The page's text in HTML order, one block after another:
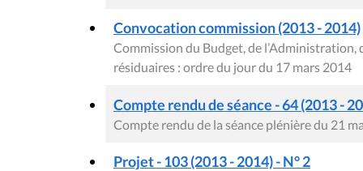
Convocation commission (2013 - 2014)
Commission du Budget, de
résiduaires : ordre du jour du 17 mars 2014
Compte rendu de séance - 64 (2013 -
Compte rendu de la séance plénière du 21
Projet - 103 (2013 - 2014) - N° 2